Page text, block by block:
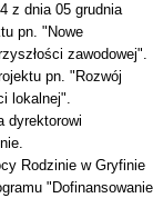
z dnia 05 grudnia
pn. "Nowe
zawodowej".
pn. "Rozwój
lokalnej".
dyrektorowi
Rodzinie w Gryfinie
"Dofinansowanie